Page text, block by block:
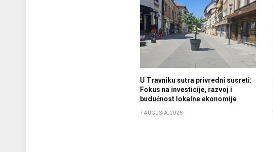
U Travniku sutra privredni susreti:
Fokus na investicije, razvoj i
budućnost lokalne ekonomije
7 AUGUSTA, 2026